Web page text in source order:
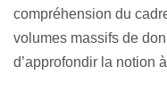
compréhension du
volumes massifs de
d’approfondir la notion